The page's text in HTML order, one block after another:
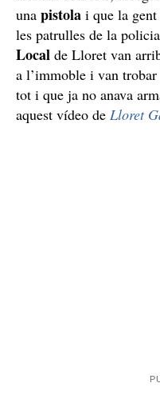
una pistola i que la
les patrulles de la
Local de Lloret van
a l’immoble i van trobar
tot i que ja no anava
aquest vídeo de Lloret